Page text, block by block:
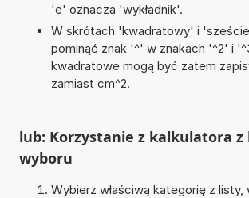
'e' oznacza 'wykładnik'.
W skrótach 'kwadratowy' i
pominąć znak '^' w znakach '^2' i
kwadratowe mogą być zatem
zamiast cm^2.
lub: Korzystanie z kalkulatora z
wyboru
Wybierz właściwą kategorię z listy,